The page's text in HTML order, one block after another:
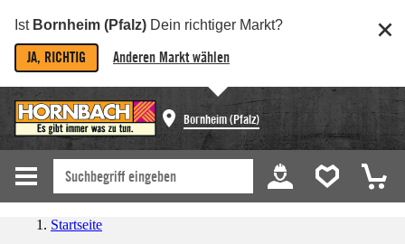
Ist Bornheim (Pfalz) Dein richtiger Markt?
JA, RICHTIG Anderen Markt wählen
Bornheim (Pfalz)
Startseite